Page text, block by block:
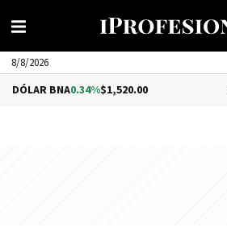
8/8/2026
0.34%$1,520.00